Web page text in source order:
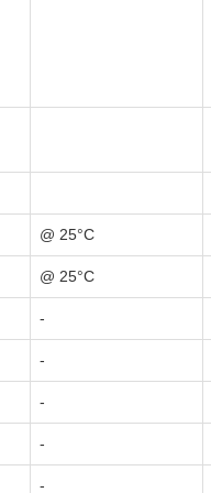
@ 25°C
@ 25°C
-
-
-
-
-